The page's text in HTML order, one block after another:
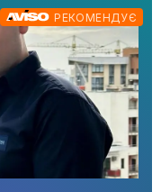
РЕКОМЕНДУЄ